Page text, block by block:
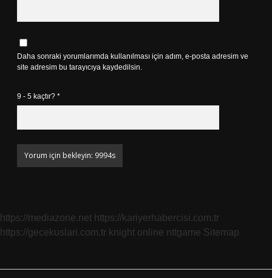
Daha sonraki yorumlarımda kullanılması için adım, e-posta adresim ve
site adresim bu tarayıcıya kaydedilsin.
9 - 5 kaçtır? *
https://mediazone.net https://kariyerhabercisi.com.tr
https://gecekuslari.com.tr knight online nttgame Sitemap